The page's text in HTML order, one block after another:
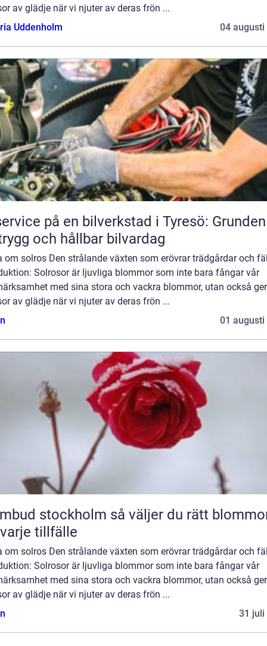
av glädje när vi njuter av deras frön ...
Uddenholm
04 augusti
på en bilverkstad i Tyresö:
och hållbar bilvardag
om solros Den strålande växten som erövrar trädgårdar och
Solrosor är ljuvliga blommor som inte bara fångar vår
med sina stora och vackra blommor, utan också
av glädje när vi njuter av deras frön ...
01 augusti
stockholm så väljer du rätt blommor
tillfälle
om solros Den strålande växten som erövrar trädgårdar och
Solrosor är ljuvliga blommor som inte bara fångar vår
med sina stora och vackra blommor, utan också
av glädje när vi njuter av deras frön ...
31 juli